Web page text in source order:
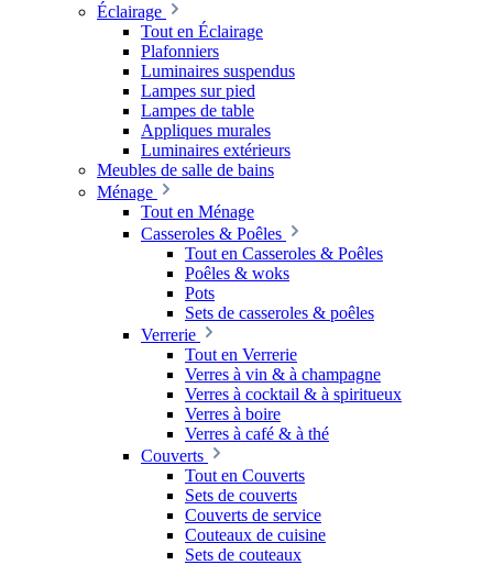
Éclairage
Tout en Éclairage
Plafonniers
Luminaires suspendus
Lampes sur pied
Lampes de table
Appliques murales
Luminaires extérieurs
Meubles de salle de bains
Ménage
Tout en Ménage
Casseroles & Poêles
Tout en Casseroles & Poêles
Poêles & woks
Pots
Sets de casseroles & poêles
Verrerie
Tout en Verrerie
Verres à vin & à champagne
Verres à cocktail & à spiritueux
Verres à boire
Verres à café & à thé
Couverts
Tout en Couverts
Sets de couverts
Couverts de service
Couteaux de cuisine
Sets de couteaux